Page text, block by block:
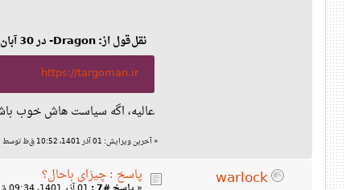
نقل‌قول از: Dragon- در 30 آبان 1401، 11:09 ب‌ظ
https://targoman.ir
عالیه، اگه سیاست هاش خوب
«آخرین ویرایش: 01 آذر 1401، 10:52 ق‌ظ توسط ali-n
warlock پاسخ : چیزای باحال؟